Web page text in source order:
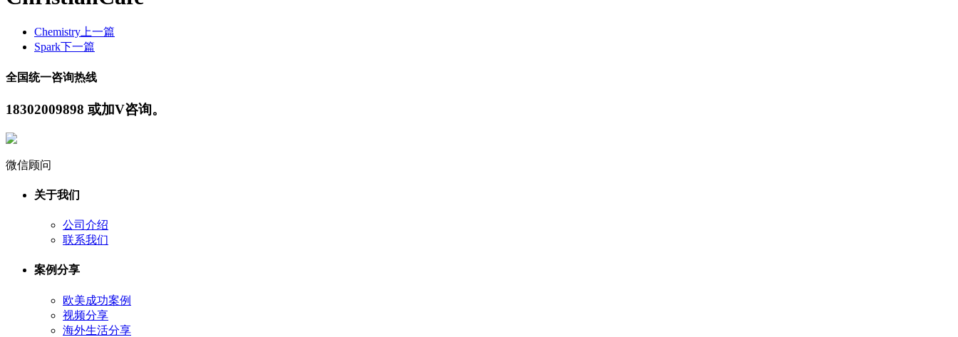
Chemistry 上一篇
Spark下一篇
全国统一咨询热线
18302009898 或加V咨询。
微信顾问
关于我们
公司介绍
联系我们
案例分享
欧美成功案例
视频分享
海外生活分享